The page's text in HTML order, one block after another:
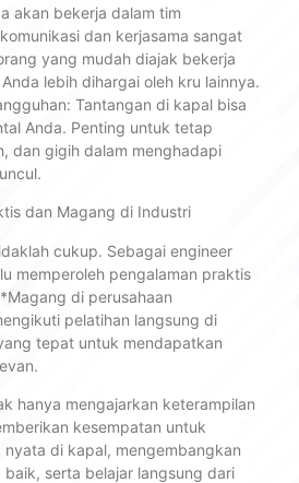
akan bekerja dalam tim
dan kerjasama sangat
yang mudah diajak bekerja
lebih dihargai oleh kru lainnya.
Tantangan di kapal bisa
Anda. Penting untuk tetap
dan gigih dalam menghadapi
dan Magang di Industri
cukup. Sebagai engineer
memperoleh pengalaman praktis
di perusahaan
pelatihan langsung di
tepat untuk mendapatkan
hanya mengajarkan keterampilan
kesempatan untuk
nyata di kapal, mengembangkan
serta belajar langsung dari